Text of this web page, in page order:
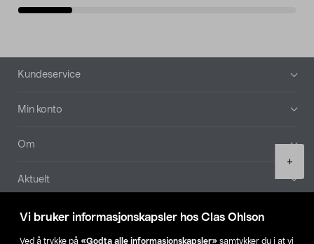
Vi bruker informasjonskapsler hos Clas Ohlson
Ved å trykke på «Godta alle informasjonskapsler» samtykker du i at vi
+
Bunntekst
Kundeservice
Min konto
Om
Aktuelt
Våre selskaper